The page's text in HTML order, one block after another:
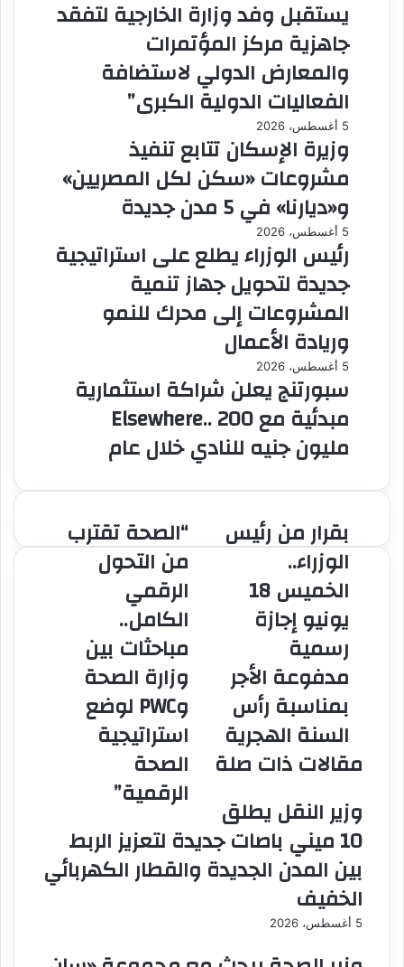
يستقبل وفد وزارة الخارجية لتفقد
جاهزية مركز المؤتمرات
والمعارض الدولي لاستضافة
الفعاليات الدولية الكبرى”
5 أغسطس، 2026
وزيرة الإسكان تتابع تنفيذ
مشروعات «سكن لكل المصريين»
و«ديارنا» في 5 مدن جديدة
5 أغسطس، 2026
رئيس الوزراء يطلع على استراتيجية
جديدة لتحويل جهاز تنمية
المشروعات إلى محرك للنمو
وريادة الأعمال
5 أغسطس، 2026
سبورتنج يعلن شراكة استثمارية
مبدئية مع Elsewhere.. 200
مليون جنيه للنادي خلال عام
“الصحة
تقترب
من
التحول
الرقمي
الكامل..
مباحثات
بين
وزارة
الصحة
وPWC
لوضع
استراتيجية
الصحة
الرقمية”
“الصحة تقترب
من التحول
الرقمي
الكامل..
مباحثات بين
وزارة الصحة
وPWC لوضع
استراتيجية
الصحة
الرقمية”
بقرار
من
رئيس
الوزراء..
الخميس
18
إجازة
رسمية
مدفوعة
الأجر
بمناسبة
رأس
السنة
بقرار من رئيس
الوزراء..
الخميس 18
يونيو إجازة
رسمية
مدفوعة الأجر
بمناسبة رأس
السنة الهجرية
مقالات ذات صلة
وزير النقل يطلق
10 ميني باصات جديدة لتعزيز الربط
بين المدن الجديدة والقطار الكهربائي
الخفيف
5 أغسطس، 2026